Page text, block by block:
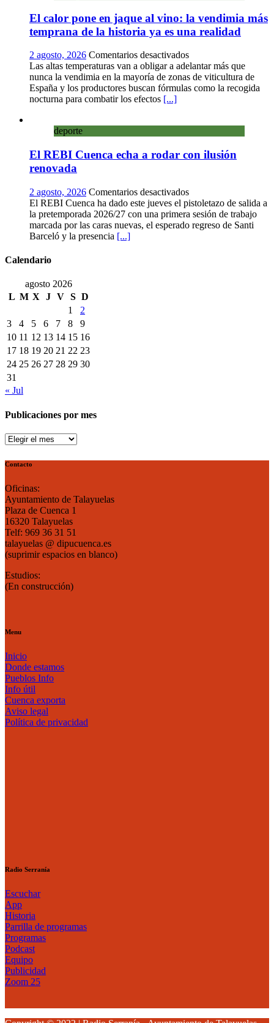
aire
libre
con
innovadora
ruta
sobre
micología
El calor pone en jaque al vino: la vendimia más
temprana de la historia ya es una realidad
2 agosto, 2026 Comentarios desactivadosen
El
calor
pone
vendimia
la
historia
ya
es
Las altas temperaturas van a obligar a adelantar más que
nunca la vendimia en la mayoría de zonas de viticultura de
España y los productores buscan fórmulas como la recogida
nocturna para combatir los efectos [...]
deporte
El REBI Cuenca echa a rodar con ilusión
renovada
2 agosto, 2026 Comentarios desactivadosen
El
REBI
Cuenca
El REBI Cuenca ha dado este jueves el pistoletazo de salida a
la pretemporada 2026/27 con una primera sesión de trabajo
marcada por las caras nuevas, el esperado regreso de Santi
Barceló y la presencia [...]
Calendario
agosto 2026
L M X J V S D
1
2
3
4 5 6 7 8
9
10 11 12 13 14 15 16
17 18 19 20 21 22 23
24 25 26 27 28 29 30
31
« Jul
Publicaciones por mes
Publicaciones
mes
Contacto
Oficinas:
Ayuntamiento de Talayuelas
Plaza de Cuenca 1
16320 Talayuelas
Telf: 969 36 31 51
talayuelas @ dipucuenca.es
(suprimir espacios en blanco)
Estudios:
(En construcción)
Menu
Inicio
Donde estamos
Pueblos Info
Info útil
Cuenca exporta
Aviso legal
Política de privacidad
Radio Serranía
Escuchar
App
Historia
Parrilla de programas
Programas
Podcast
Equipo
Publicidad
Zoom 25